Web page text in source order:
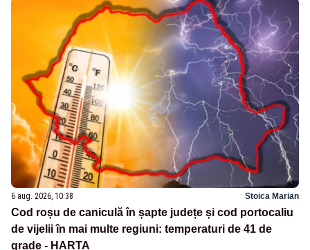
6 aug. 2026, 10:38 Stoica Marian
Cod roșu de caniculă în șapte județe și cod portocaliu
de vijelii în mai multe regiuni: temperaturi de 41 de
grade - HARTA